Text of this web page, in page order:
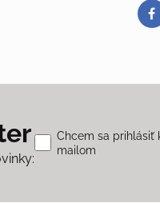
Chcem sa prihlásiť
mailom